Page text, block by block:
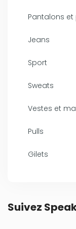
Pantalons
Jeans
Sport
Sweats
Vestes et
Pulls
Gilets
Suivez